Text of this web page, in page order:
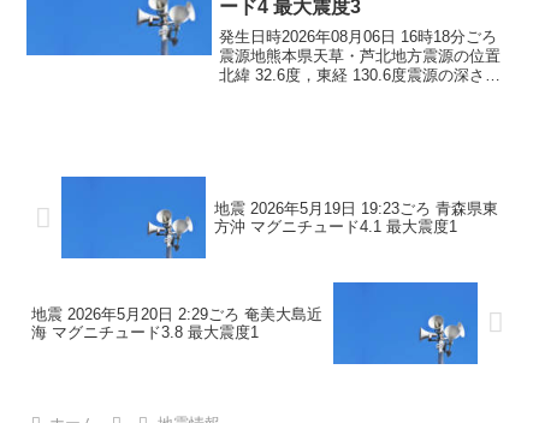
ード4 最大震度3
発生日時2026年08月06日 16時18分ごろ
震源地熊本県天草・芦北地方震源の位置
北緯 32.6度，東経 130.6度震源の深さ約
地震 2026年5月19日 19:23ごろ 青森県東
方沖 マグニチュード4.1 最大震度1
地震 2026年5月20日 2:29ごろ 奄美大島近
海 マグニチュード3.8 最大震度1